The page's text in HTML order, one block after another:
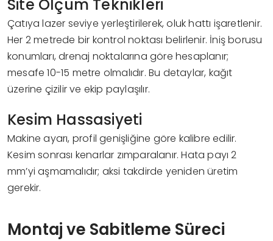
Site Ölçüm Teknikleri
Çatıya lazer seviye yerleştirilerek, oluk hattı işaretlenir.
Her 2 metrede bir kontrol noktası belirlenir. İniş borusu
konumları, drenaj noktalarına göre hesaplanır;
mesafe 10-15 metre olmalıdır. Bu detaylar, kağıt
üzerine çizilir ve ekip paylaşılır.
Kesim Hassasiyeti
Makine ayarı, profil genişliğine göre kalibre edilir.
Kesim sonrası kenarlar zımparalanır. Hata payı 2
mm’yi aşmamalıdır; aksi takdirde yeniden üretim
gerekir.
Montaj ve Sabitleme Süreci